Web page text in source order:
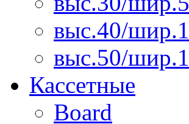
выс.40/
выс.50/
Кассетные
Board